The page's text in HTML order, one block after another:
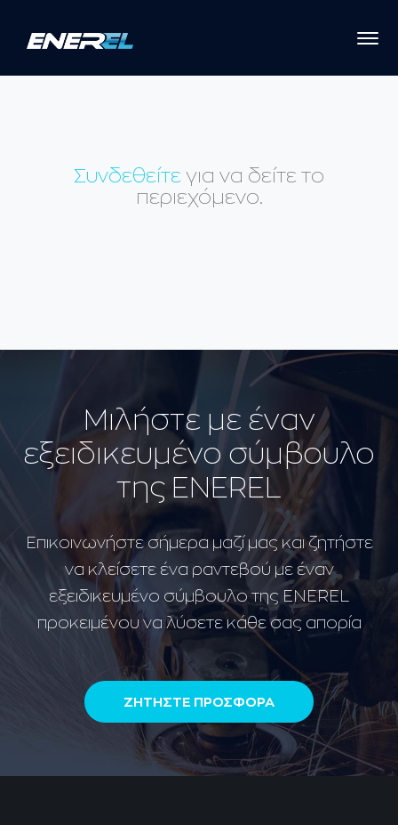
Συνδεθείτε για να δείτε το
περιεχόμενο.
Μιλήστε με έναν
εξειδικευμένο σύμβουλο
της ENEREL
Επικοινωνήστε σήμερα μαζί μας και ζητήστε
να κλείσετε ένα ραντεβού με έναν
εξειδικευμένο σύμβουλο της ENEREL
προκειμένου να λύσετε κάθε σας απορία
ΖΗΤΗΣΤΕ ΠΡΟΣΦΟΡΑ